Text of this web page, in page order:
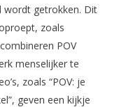
wordt getrokken. Dit
zoals
POV
menselijker te
zoals “POV: je
geven een kijkje